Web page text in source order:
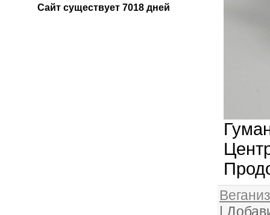
Сайт существует 7018дней
|